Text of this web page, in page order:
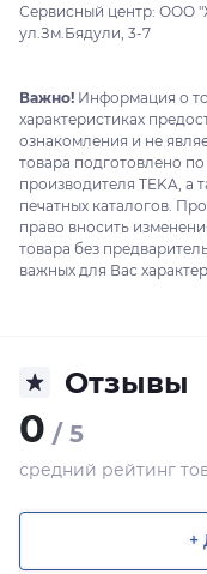
Сервисный центр: ООО
ул.Зм.Бядули, 3-7
Важно! Информация о
характеристиках
ознакомления и не
товара подготовлено
производителя TEKA, а
печатных каталогов.
право вносить
товара без
важных для Вас
Отзывы
0 / 5
средний рейтинг
+